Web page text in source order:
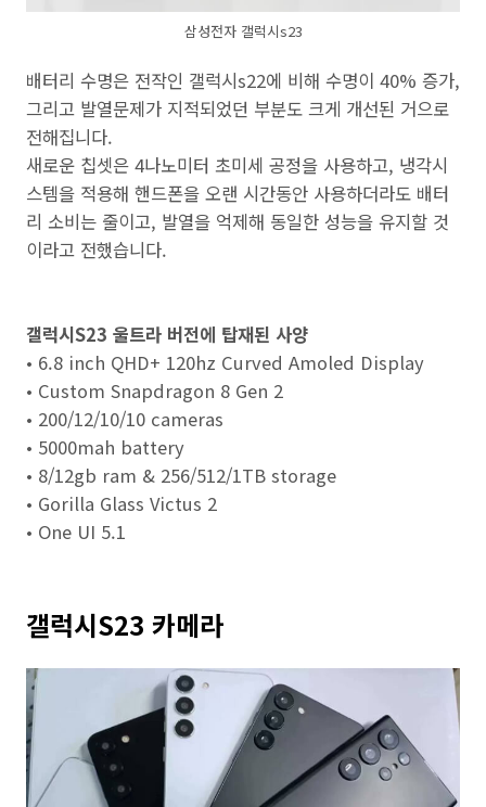
삼성전자 갤럭시s23
배터리 수명은 전작인 갤럭시s22에 비해 수명이 40% 증가,
그리고 발열문제가 지적되었던 부분도 크게 개선된 거으로
전해집니다.
새로운 칩셋은 4나노미터 초미세 공정을 사용하고, 냉각시
스템을 적용해 핸드폰을 오랜 시간동안 사용하더라도 배터
리 소비는 줄이고, 발열을 억제해 동일한 성능을 유지할 것
이라고 전했습니다.
갤럭시S23 울트라 버전에 탑재된 사양
• 6.8 inch QHD+ 120hz Curved Amoled Display
• Custom Snapdragon 8 Gen 2
• 200/12/10/10 cameras
• 5000mah battery
• 8/12gb ram & 256/512/1TB storage
• Gorilla Glass Victus 2
• One UI 5.1
갤럭시S23 카메라